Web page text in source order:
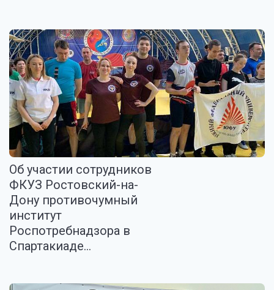
Об участии сотрудников
ФКУЗ Ростовский-на-
Дону противочумный
институт
Роспотребнадзора в
Спартакиаде...